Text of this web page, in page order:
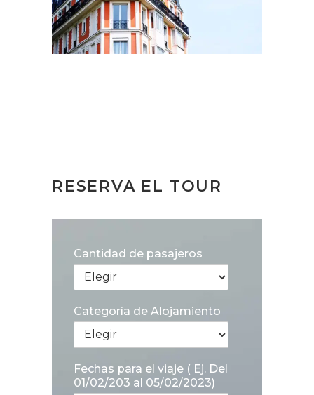
RESERVA EL TOUR
Cantidad de pasajeros
Categoría de Alojamiento
Fechas para el viaje ( Ej. Del
01/02/203 al 05/02/2023)